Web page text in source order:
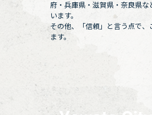
府・兵庫県・滋賀県・奈良県
います。
その他、「信頼」と言う点で
ます。